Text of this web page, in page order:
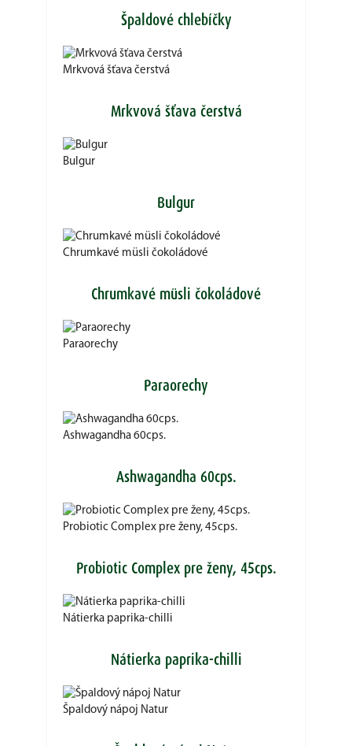
Špaldové chlebíčky
Mrkvová šťava čerstvá
Mrkvová šťava čerstvá
Bulgur
Bulgur
Chrumkavé müsli čokoládové
Chrumkavé müsli čokoládové
Paraorechy
Paraorechy
Ashwagandha 60cps.
Ashwagandha 60cps.
Probiotic Complex pre ženy, 45cps.
Probiotic Complex pre ženy, 45cps.
Nátierka paprika-chilli
Nátierka paprika-chilli
Špaldový nápoj Natur